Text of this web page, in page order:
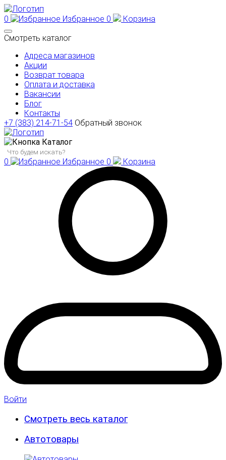
0 Избранное 0
Корзина
Смотреть каталог
Адреса магазинов
Акции
Возврат товара
Оплата и доставка
Вакансии
Блог
Контакты
+7 (383) 214-71-54 Обратный звонок
Каталог
0 Избранное 0 Корзина
Войти
Смотреть весь каталог
Автотовары